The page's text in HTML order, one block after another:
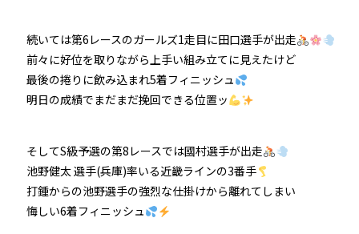
続いては第6レースのガールズ1走目に田口選手が出走
前々に好位を取りながら上手い組み立てに見えたけど
最後の捲りに飲み込まれ5着フィニッシュ
明日の成績でまだまだ挽回できる位置ッ
そしてS級予選の第8レースでは國村選手が出走
池野健太 選手(兵庫)率いる近畿ラインの3番手
打鍾からの池野選手の強烈な仕掛けから離れてしまい
悔しい6着フィニッシュ